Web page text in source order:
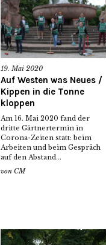
19. Mai 2020
Auf Westen was Neues /
Kippen in die Tonne
kloppen
Am 16. Mai 2020 fand der
dritte Gärtnertermin in
Corona-Zeiten statt: beim
Arbeiten und beim Gespräch
auf den Abstand...
von CM